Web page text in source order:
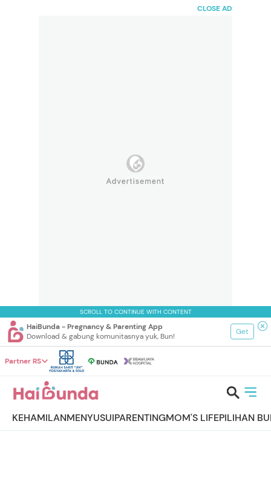
CLOSE AD
SCROLL TO CONTINUE WITH CONTENT
HaiBunda - Pregnancy & Parenting App
Download & gabung komunitasnya yuk, Bun!
Get
Partner RS
KEHAMILANMENYUSUIPARENTINGMOM'S LIFEPILIHAN